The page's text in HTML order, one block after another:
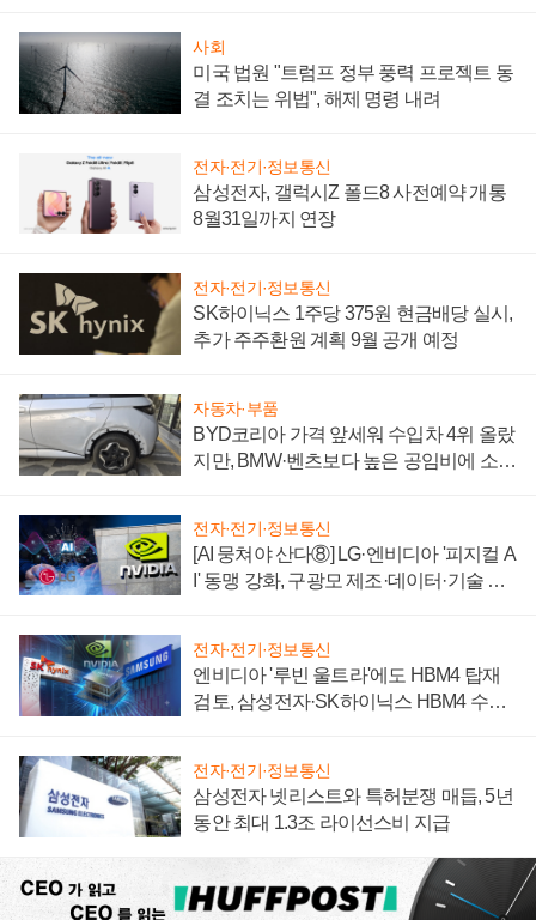
사회
미국 법원 "트럼프 정부 풍력 프로젝트 동
결 조치는 위법", 해제 명령 내려
전자·전기·정보통신
삼성전자, 갤럭시Z 폴드8 사전예약 개통
8월31일까지 연장
전자·전기·정보통신
SK하이닉스 1주당 375원 현금배당 실시,
추가 주주환원 계획 9월 공개 예정
자동차·부품
BYD코리아 가격 앞세워 수입차 4위 올랐
지만, BMW·벤츠보다 높은 공임비에 소비
전자·전기·정보통신
[AI 뭉쳐야 산다⑧] LG·엔비디아 '피지컬 A
I' 동맹 강화, 구광모 제조·데이터·기술 결
전자·전기·정보통신
엔비디아 '루빈 울트라'에도 HBM4 탑재
검토, 삼성전자·SK하이닉스 HBM4 수율
전자·전기·정보통신
삼성전자 넷리스트와 특허분쟁 매듭, 5년
동안 최대 1.3조 라이선스비 지급